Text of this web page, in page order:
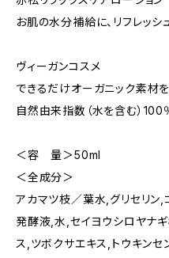
お肌の水分補給に、リフレッシ
ヴィーガンコスメ
できるだけオーガニック素材
自然由来指数（水を含む）100
＜容 量＞50ml
＜全成分＞
アカマツ枝／葉水,グリセリン
発酵液,水,セイヨウシロヤナ
ス,ツボクサエキス,トウキンセ